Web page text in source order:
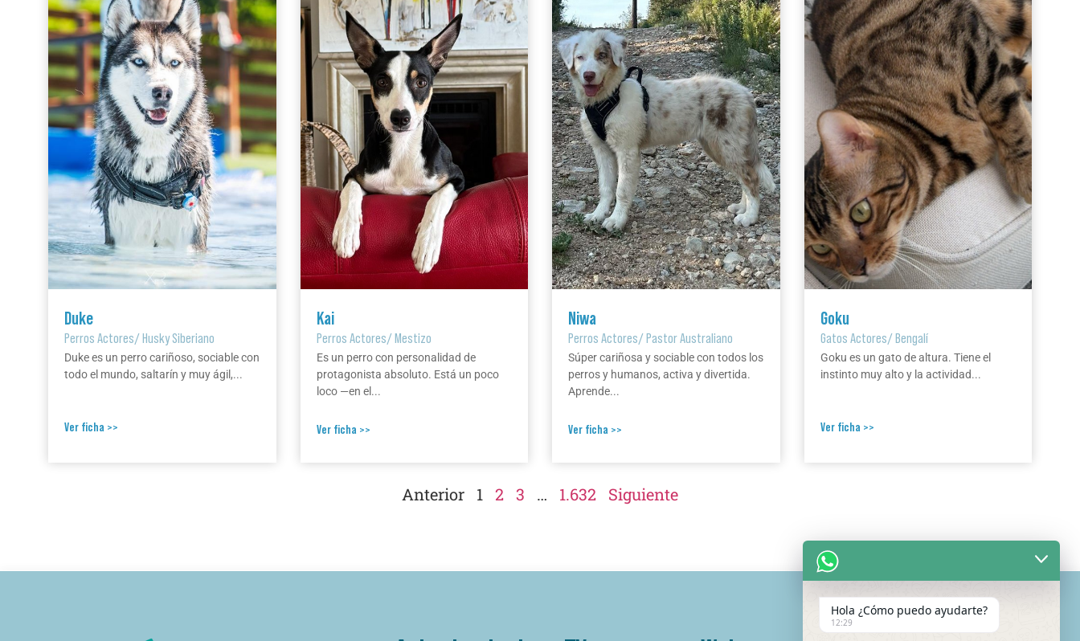
Duke
Perros Actores/Husky Siberiano
Duke es un perro cariñoso, sociable con
todo el mundo, saltarín y muy ágil,...
Ver ficha >>
Kai
Perros Actores/Mestizo
Es un perro con personalidad de
protagonista absoluto. Está un poco
loco —en el...
Ver ficha >>
Niwa
Perros Actores/Pastor Australiano
Súper cariñosa y sociable con todos los
perros y humanos, activa y divertida.
Aprende...
Ver ficha >>
Goku
Gatos Actores/Bengalí
Goku es un gato de altura. Tiene el
instinto muy alto y la actividad...
Ver ficha >>
Anterior 1 2 3 … 1.632 Siguiente
Hola ¿Cómo puedo ayudarte?
12:29